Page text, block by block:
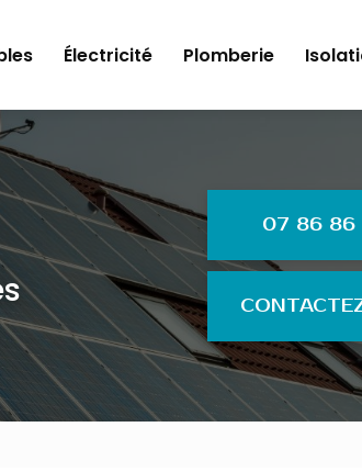
Électricité Plomberie
07 86 86